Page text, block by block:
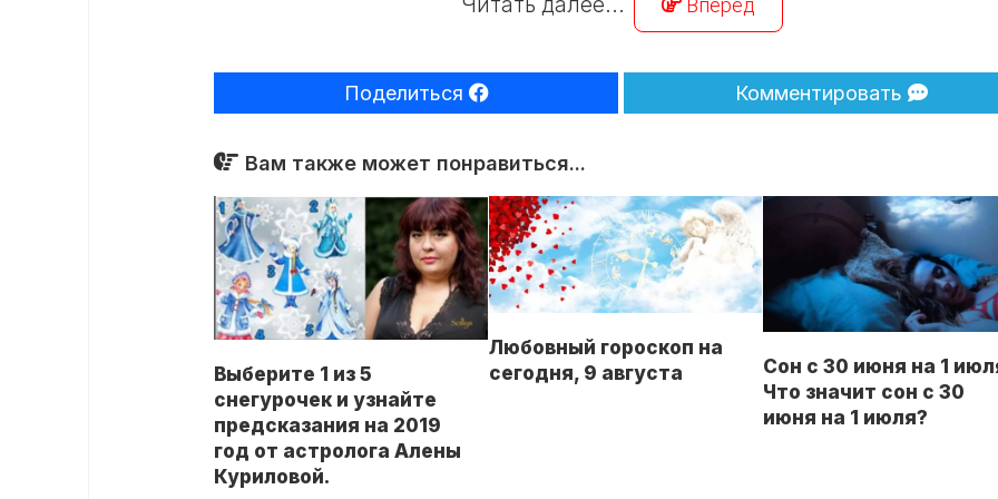
Вперёд
Поделиться Комментировать
Вам также может понравиться...
Выберите 1 из 5
снегурочек и узнайте
предсказания на 2019
год от астролога Алены
Куриловой.
Любовный гороскоп на
сегодня, 9 августа
Сон с 30 июня на 1
Что значит сон с 30
июня на 1 июля?